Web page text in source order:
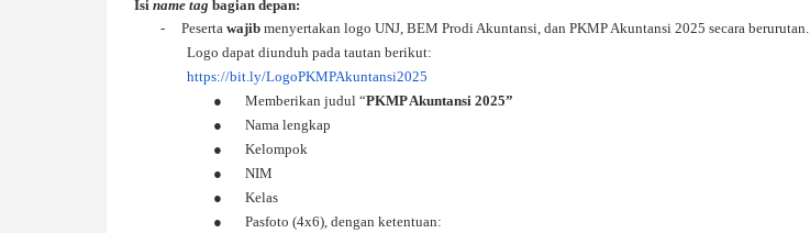
Isi name tag bagian depan:
-
Peserta wajib menyertakan logo UNJ, BEM Prodi Akuntansi, dan PKMP Akuntansi 2025 secara berurutan.
Logo dapat diunduh pada tautan berikut:
https://bit.ly/LogoPKMPAkuntansi2025
●
Memberikan judul “PKMP Akuntansi 2025”
●
Nama lengkap
●
Kelompok
●
NIM
●
Kelas
●
Pasfoto (4x6), dengan ketentuan: